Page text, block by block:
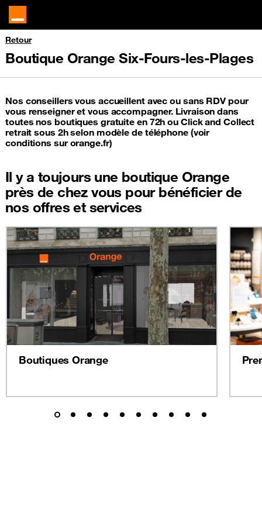
Retour
Boutique Orange Six-Fours-les-Plages
Nos conseillers vous accueillent avec ou sans RDV pour
vous renseigner et vous accompagner. Livraison dans
toutes nos boutiques gratuite en 72h ou Click and Collect
retrait sous 2h selon modèle de téléphone (voir
conditions sur orange.fr)
Il y a toujours une boutique Orange
près de chez vous pour bénéficier de
nos offres et services
Boutiques Orange